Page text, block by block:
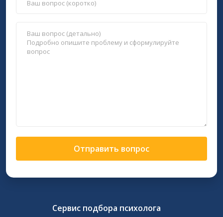
Отправить вопрос
Сервис подбора психолога